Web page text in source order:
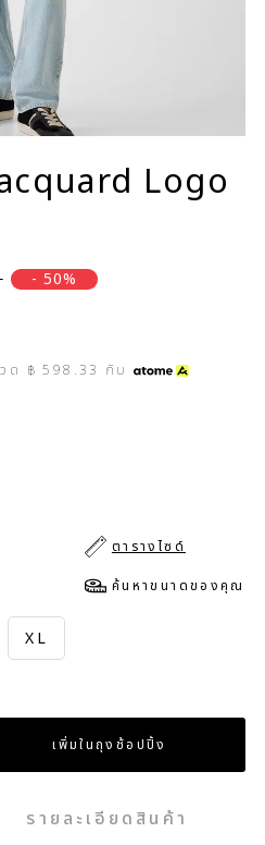
Logo
- 50%
ด ฿ 598.33 กับ
ตารางไซด์
ค้นหาขนาดของคุณ
XL
รายละเอียดสินค้า